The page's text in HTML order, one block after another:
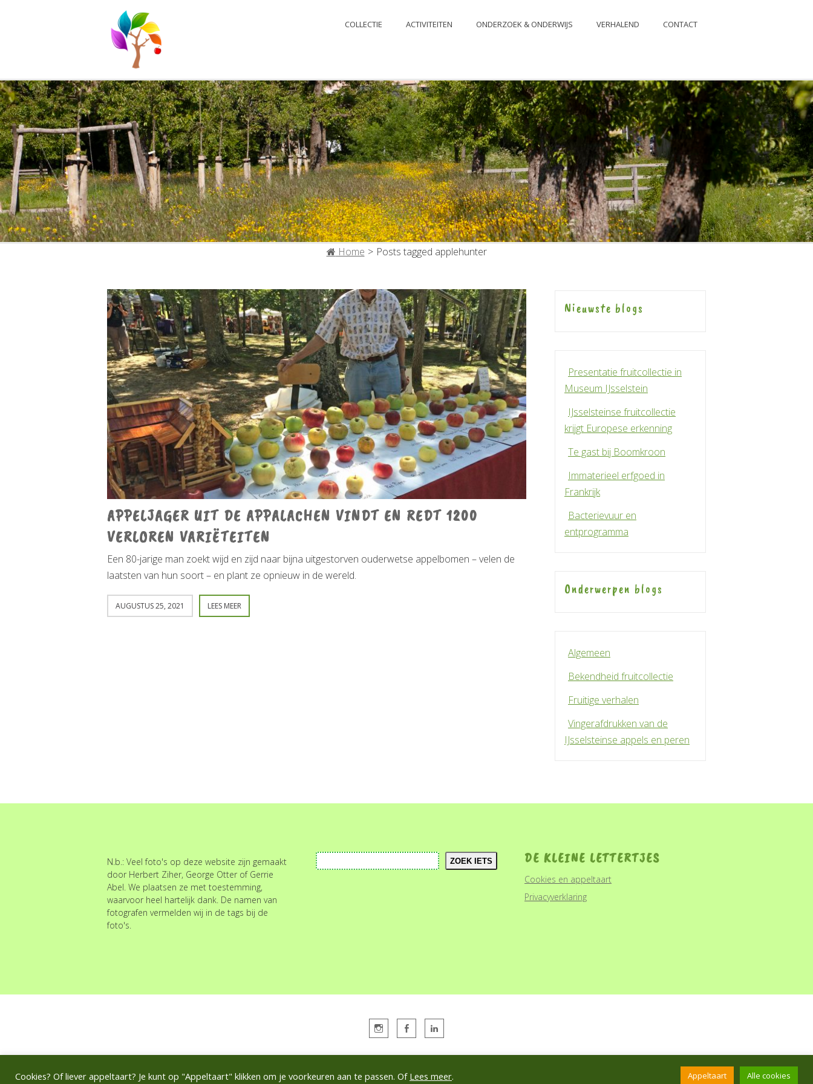
FRUITCOLLECTIE IJSSELSTEINCOLLECTIE ACTIVITEITEN ONDERZOEK & ONDERWIJS VERHALEND CONTACT
Home > Posts tagged applehunter
APPELJAGER UIT DE APPALACHEN VINDT EN REDT 1200
VERLOREN VARIËTEITEN
Een 80-jarige man zoekt wijd en zijd naar bijna uitgestorven ouderwetse appelbomen – velen de
laatsten van hun soort – en plant ze opnieuw in de wereld.
AUGUSTUS 25, 2021 LEES MEER
Nieuwste blogs
Presentatie fruitcollectie in
Museum IJsselstein
IJsselsteinse fruitcollectie
krijgt Europese erkenning
Te gast bij Boomkroon
Immaterieel erfgoed in
Frankrijk
Bacterievuur en
entprogramma
Onderwerpen blogs
Algemeen
Bekendheid fruitcollectie
Fruitige verhalen
Vingerafdrukken van de
IJsselsteinse appels en peren
N.b.: Veel foto's op deze website zijn gemaakt
door Herbert Ziher, George Otter of Gerrie
Abel. We plaatsen ze met toestemming,
waarvoor heel hartelijk dank. De namen van
fotografen vermelden wij in de tags bij de
foto's.
Zoeken ZOEK IETS DE KLEINE LETTERTJES
Cookies en appeltaart
Privacyverklaring
© 2026 FRUITCOLLECTIE IJSSELSTEIN. THEME BYVIVA THEMES.
Cookies? Of liever appeltaart? Je kunt op "Appeltaart" klikken om je voorkeuren aan te passen. Of Lees meer. Appeltaart Alle cookies